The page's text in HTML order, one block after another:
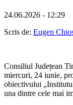
24.06.2026 - 12:29
Scris de: Eugen
Consiliul Județean
miercuri, 24 iunie,
obiectivului
una dintre cele mai